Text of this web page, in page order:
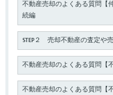
不動産売却のよくある質問【
続編
STEP２ 売却不動産の査定や
不動産売却のよくある質問【
不動産売却のよくある質問